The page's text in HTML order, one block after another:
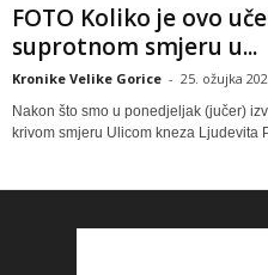
FOTO Koliko je ovo
suprotnom smjeru u...
Kronike Velike Gorice - 25. ožujka
Nakon što smo u ponedjeljak (jučer)
krivom smjeru Ulicom kneza Ljudevita